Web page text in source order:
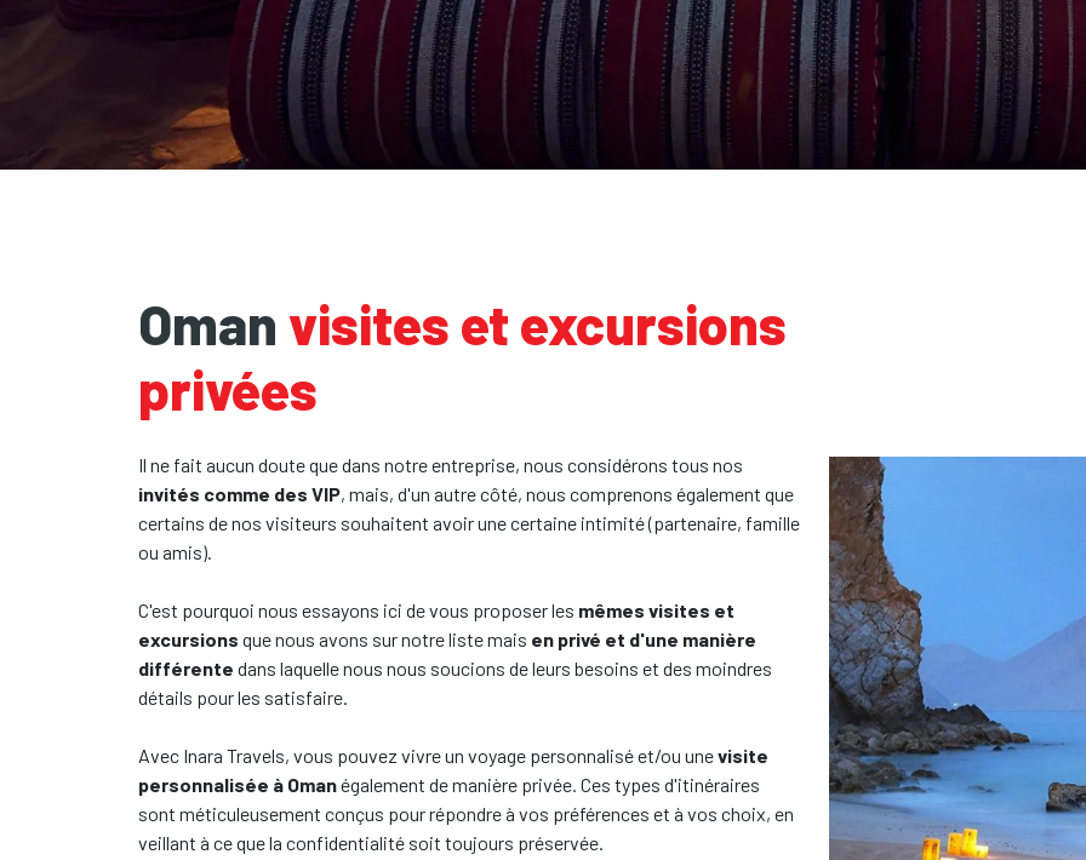
Oman visites et excursions
privées
Il ne fait aucun doute que dans notre entreprise, nous considérons tous nos
invités comme des VIP, mais, d'un autre côté, nous comprenons également que
certains de nos visiteurs souhaitent avoir une certaine intimité (partenaire, famille
ou amis).
C'est pourquoi nous essayons ici de vous proposer les mêmes visites et
excursions que nous avons sur notre liste mais en privé et d'une manière
différente dans laquelle nous nous soucions de leurs besoins et des moindres
détails pour les satisfaire.
Avec Inara Travels, vous pouvez vivre un voyage personnalisé et/ou unevisite
personnalisée à Omanégalement de manière privée. Ces types d'itinéraires
sont méticuleusement conçus pour répondre à vos préférences et à vos choix, en
veillant à ce que la confidentialité soit toujours préservée.